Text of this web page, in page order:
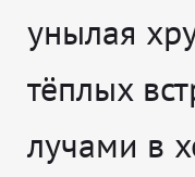
унылая
тёплых
лучами в